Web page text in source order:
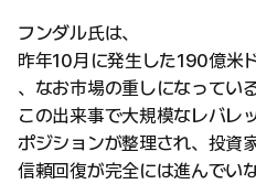
フンダル氏は、
昨年10月に発生した190億米
、なお市場の重しになってい
この出来事で大規模なレバレ
ポジションが整理され、投資
信頼回復が完全には進んでい